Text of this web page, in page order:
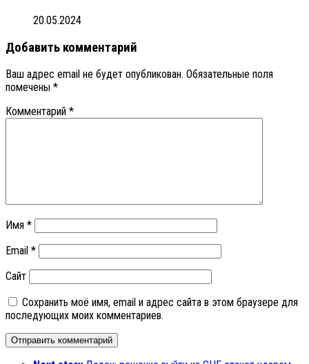
20.05.2024
Добавить комментарий
Ваш адрес email не будет опубликован. Обязательные поля
помечены *
Комментарий *
Имя *
Email *
Сайт
Сохранить моё имя, email и адрес сайта в этом браузере для
последующих моих комментариев.